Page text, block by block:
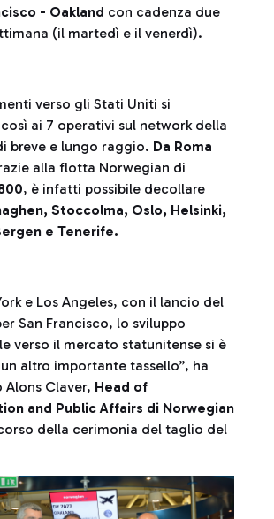
- Oakland con cadenza due
(il martedì e il venerdì).
verso gli Stati Uniti si
ai 7 operativi sul network della
breve e lungo raggio. Da Roma
alla flotta Norwegian di
, è infatti possibile decollare
Stoccolma, Oslo, Helsinki,
e Tenerife.
e Los Angeles, con il lancio del
San Francisco, lo sviluppo
verso il mercato statunitense si è
altro importante tassello”, ha
Claver, Head of
and Public Affairs di Norwegian
della cerimonia del taglio del